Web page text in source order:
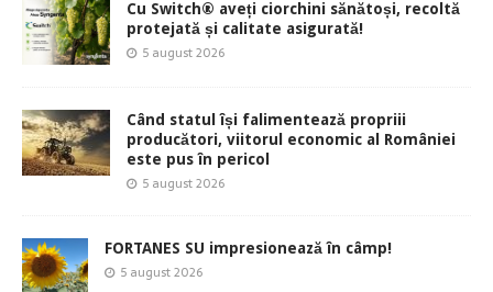
Cu Switch® aveți ciorchini sănătoși, recoltă
protejată și calitate asigurată!
5 august 2026
Când statul își falimentează propriii
producători, viitorul economic al României
este pus în pericol
5 august 2026
FORTANES SU impresionează în câmp!
5 august 2026